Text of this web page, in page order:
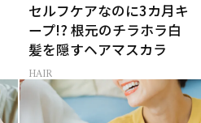
セルフケアなのに3カ月キ
ープ!? 根元のチラホラ白
髪を隠すヘアマスカラ
HAIR